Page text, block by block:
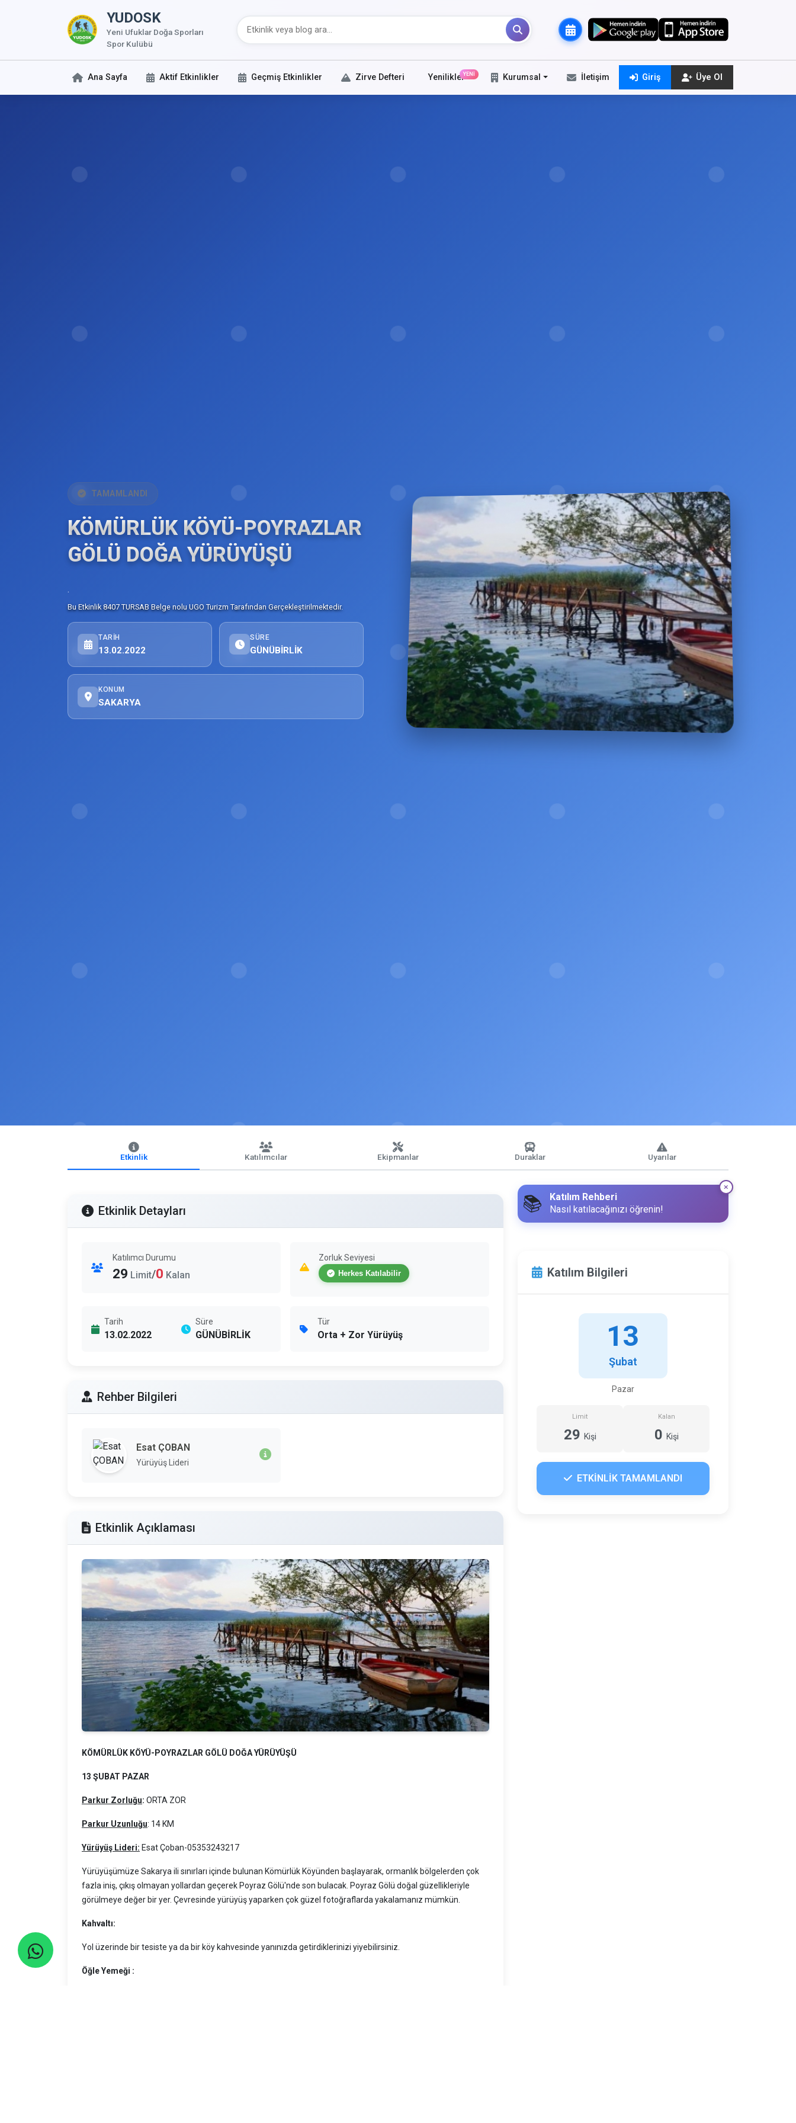
YUDOSK
Yeni Ufuklar Doğa Sporları
Spor Kulübü
Ana Sayfa Aktif Etkinlikler Geçmiş Etkinlikler Zirve Defteri YeniliklerYENİ Kurumsal İletişim Giriş Üye Ol
TAMAMLANDI
KÖMÜRLÜK KÖYÜ-POYRAZLAR
GÖLÜ DOĞA YÜRÜYÜŞÜ
.
Bu Etkinlik 8407 TURSAB Belge nolu UGO Turizm Tarafından Gerçekleştirilmektedir.
TARIH
13.02.2022
SÜRE
GÜNÜBİRLİK
KONUM
SAKARYA
Etkinlik Katılımcılar Ekipmanlar Duraklar Uyarılar
Etkinlik Detayları
Katılımcı Durumu
29 Limit/0 Kalan
Zorluk Seviyesi
Herkes Katılabilir
Tarih
13.02.2022
Süre
GÜNÜBİRLİK
Tür
Orta + Zor Yürüyüş
Rehber Bilgileri
Esat ÇOBAN
Yürüyüş Lideri
Etkinlik Açıklaması
KÖMÜRLÜK KÖYÜ-POYRAZLAR GÖLÜ DOĞA YÜRÜYÜŞÜ
13 ŞUBAT PAZAR
Parkur Zorluğu: ORTA ZOR
Parkur Uzunluğu: 14 KM
Yürüyüş Lideri: Esat Çoban-05353243217
Yürüyüşümüze Sakarya ili sınırları içinde bulunan Kömürlük Köyünden başlayarak, ormanlık bölgelerden çok
fazla iniş, çıkış olmayan yollardan geçerek Poyraz Gölü'nde son bulacak. Poyraz Gölü doğal güzellikleriyle
görülmeye değer bir yer. Çevresinde yürüyüş yaparken çok güzel fotoğraflarda yakalamanız mümkün.
Kahvaltı:
Yol üzerinde bir tesiste ya da bir köy kahvesinde yanınızda getirdiklerinizi yiyebilirsiniz.
Öğle Yemeği :
📚
Katılım Rehberi
Nasıl katılacağınızı öğrenin!
Katılım Bilgileri
13
Şubat
Pazar
Limit
29 Kişi
Kalan
0 Kişi
ETKİNLİK TAMAMLANDI